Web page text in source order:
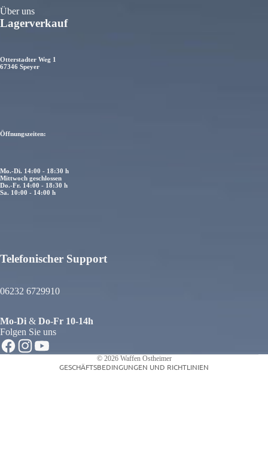
Über uns
Lagerverkauf
Otterstadter Weg 1
67346 Speyer
Öffnungszeiten:
Mo.-Di. 14:00 - 18:30 h
Mittwoch geschlossen
Do.-Fr. 14:00 - 18:30 h
Sa. 10:00 - 14:00 h
Telefonischer Support
06232 6729910
Mo-Di & Do-Fr 10-14h
Folgen Sie uns
© 2026 Waffen Ostheimer
GESCHÄFTSBEDINGUNGEN UND RICHTLINIEN